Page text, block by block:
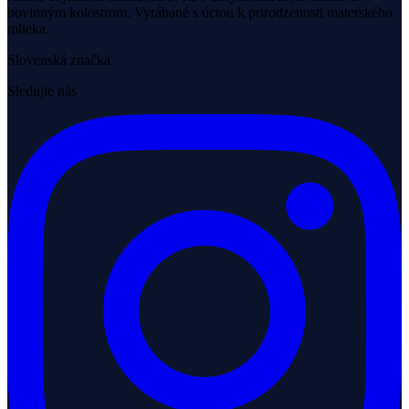
bovinným kolostrom. Vyrábané s úctou k prirodzenosti materského
mlieka.
Slovenská značka
Sledujte nás